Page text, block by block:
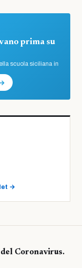
prima su
scuola siciliana in
→
Coronavirus.